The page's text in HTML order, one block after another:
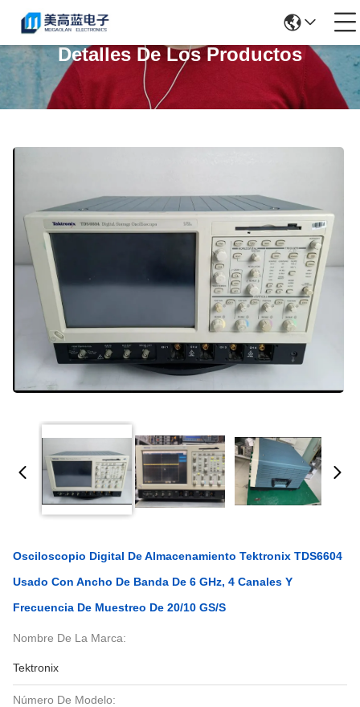
Detalles De Los Productos
Osciloscopio Digital De Almacenamiento Tektronix TDS6604
Usado Con Ancho De Banda De 6 GHz, 4 Canales Y
Frecuencia De Muestreo De 20/10 GS/s
Nombre De La Marca:
Tektronix
Número De Modelo: